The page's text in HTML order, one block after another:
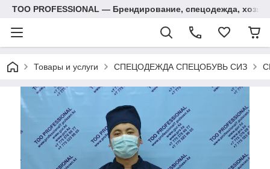
ТОО PROFESSIONAL — Брендирование, спецодежда,
Товары и услуги СПЕЦОДЕЖДА СПЕЦОБУВЬ СИЗ